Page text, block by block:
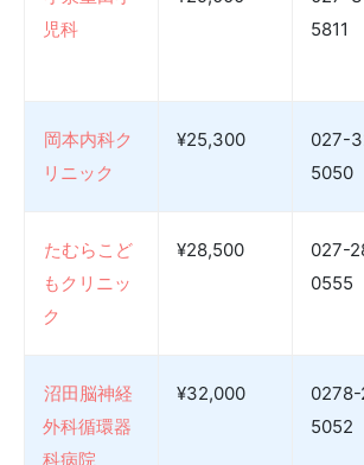
児科
5811
岡本内科ク
リニック
¥25,300
027-
5050
たむらこど
もクリニッ
ク
¥28,500
027-
0555
沼田脳神経
外科循環器
科病院
¥32,000
5052